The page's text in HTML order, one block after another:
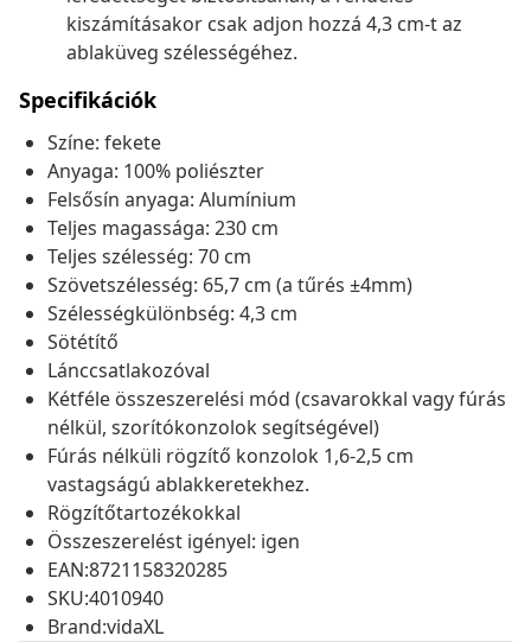
kiszámításakor csak adjon hozzá 4,3 cm-t az
ablaküveg szélességéhez.
Specifikációk
Színe: fekete
Anyaga: 100% poliészter
Felsősín anyaga: Alumínium
Teljes magassága: 230 cm
Teljes szélesség: 70 cm
Szövetszélesség: 65,7 cm (a tűrés ±4mm)
Szélességkülönbség: 4,3 cm
Sötétítő
Lánccsatlakozóval
Kétféle összeszerelési mód (csavarokkal vagy fúrás
nélkül, szorítókonzolok segítségével)
Fúrás nélküli rögzítő konzolok 1,6-2,5 cm
vastagságú ablakkeretekhez.
Rögzítőtartozékokkal
Összeszerelést igényel: igen
EAN:8721158320285
SKU:4010940
Brand:vidaXL